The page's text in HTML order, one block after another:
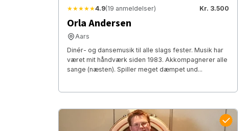
★★★★★4.9(19 anmeldelser) Kr. 3.500
Orla Andersen
Aars
Dinér- og dansemusik til alle slags fester. Musik har
været mit håndværk siden 1983. Akkompagnerer alle
sange (næsten). Spiller meget dæmpet und...